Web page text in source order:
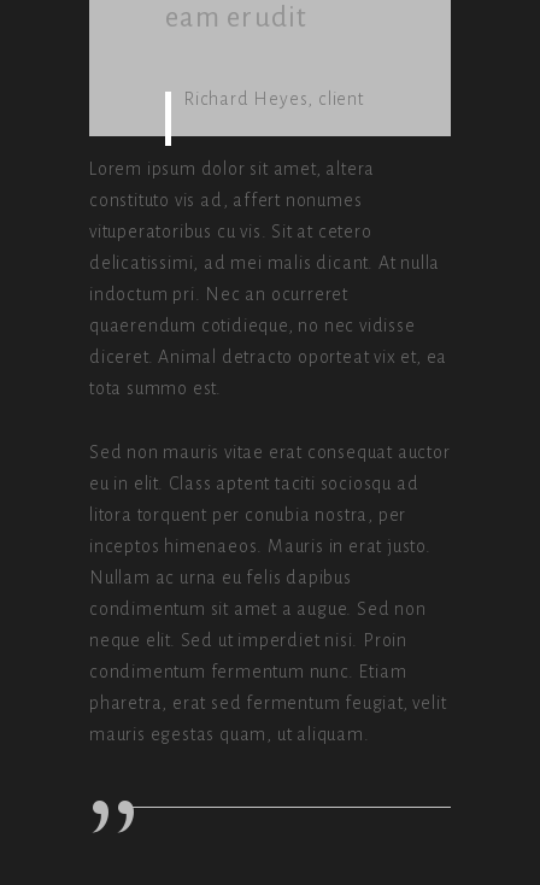
eam erudit
Richard Heyes, client
Lorem ipsum dolor sit amet, altera
constituto vis ad, affert nonumes
vituperatoribus cu vis. Sit at cetero
delicatissimi, ad mei malis dicant. At nulla
indoctum pri. Nec an ocurreret
quaerendum cotidieque, no nec vidisse
diceret. Animal detracto oporteat vix et, ea
tota summo est.
Sed non mauris vitae erat consequat auctor
eu in elit. Class aptent taciti sociosqu ad
litora torquent per conubia nostra, per
inceptos himenaeos. Mauris in erat justo.
Nullam ac urna eu felis dapibus
condimentum sit amet a augue. Sed non
neque elit. Sed ut imperdiet nisi. Proin
condimentum fermentum nunc. Etiam
pharetra, erat sed fermentum feugiat, velit
mauris egestas quam, ut aliquam.